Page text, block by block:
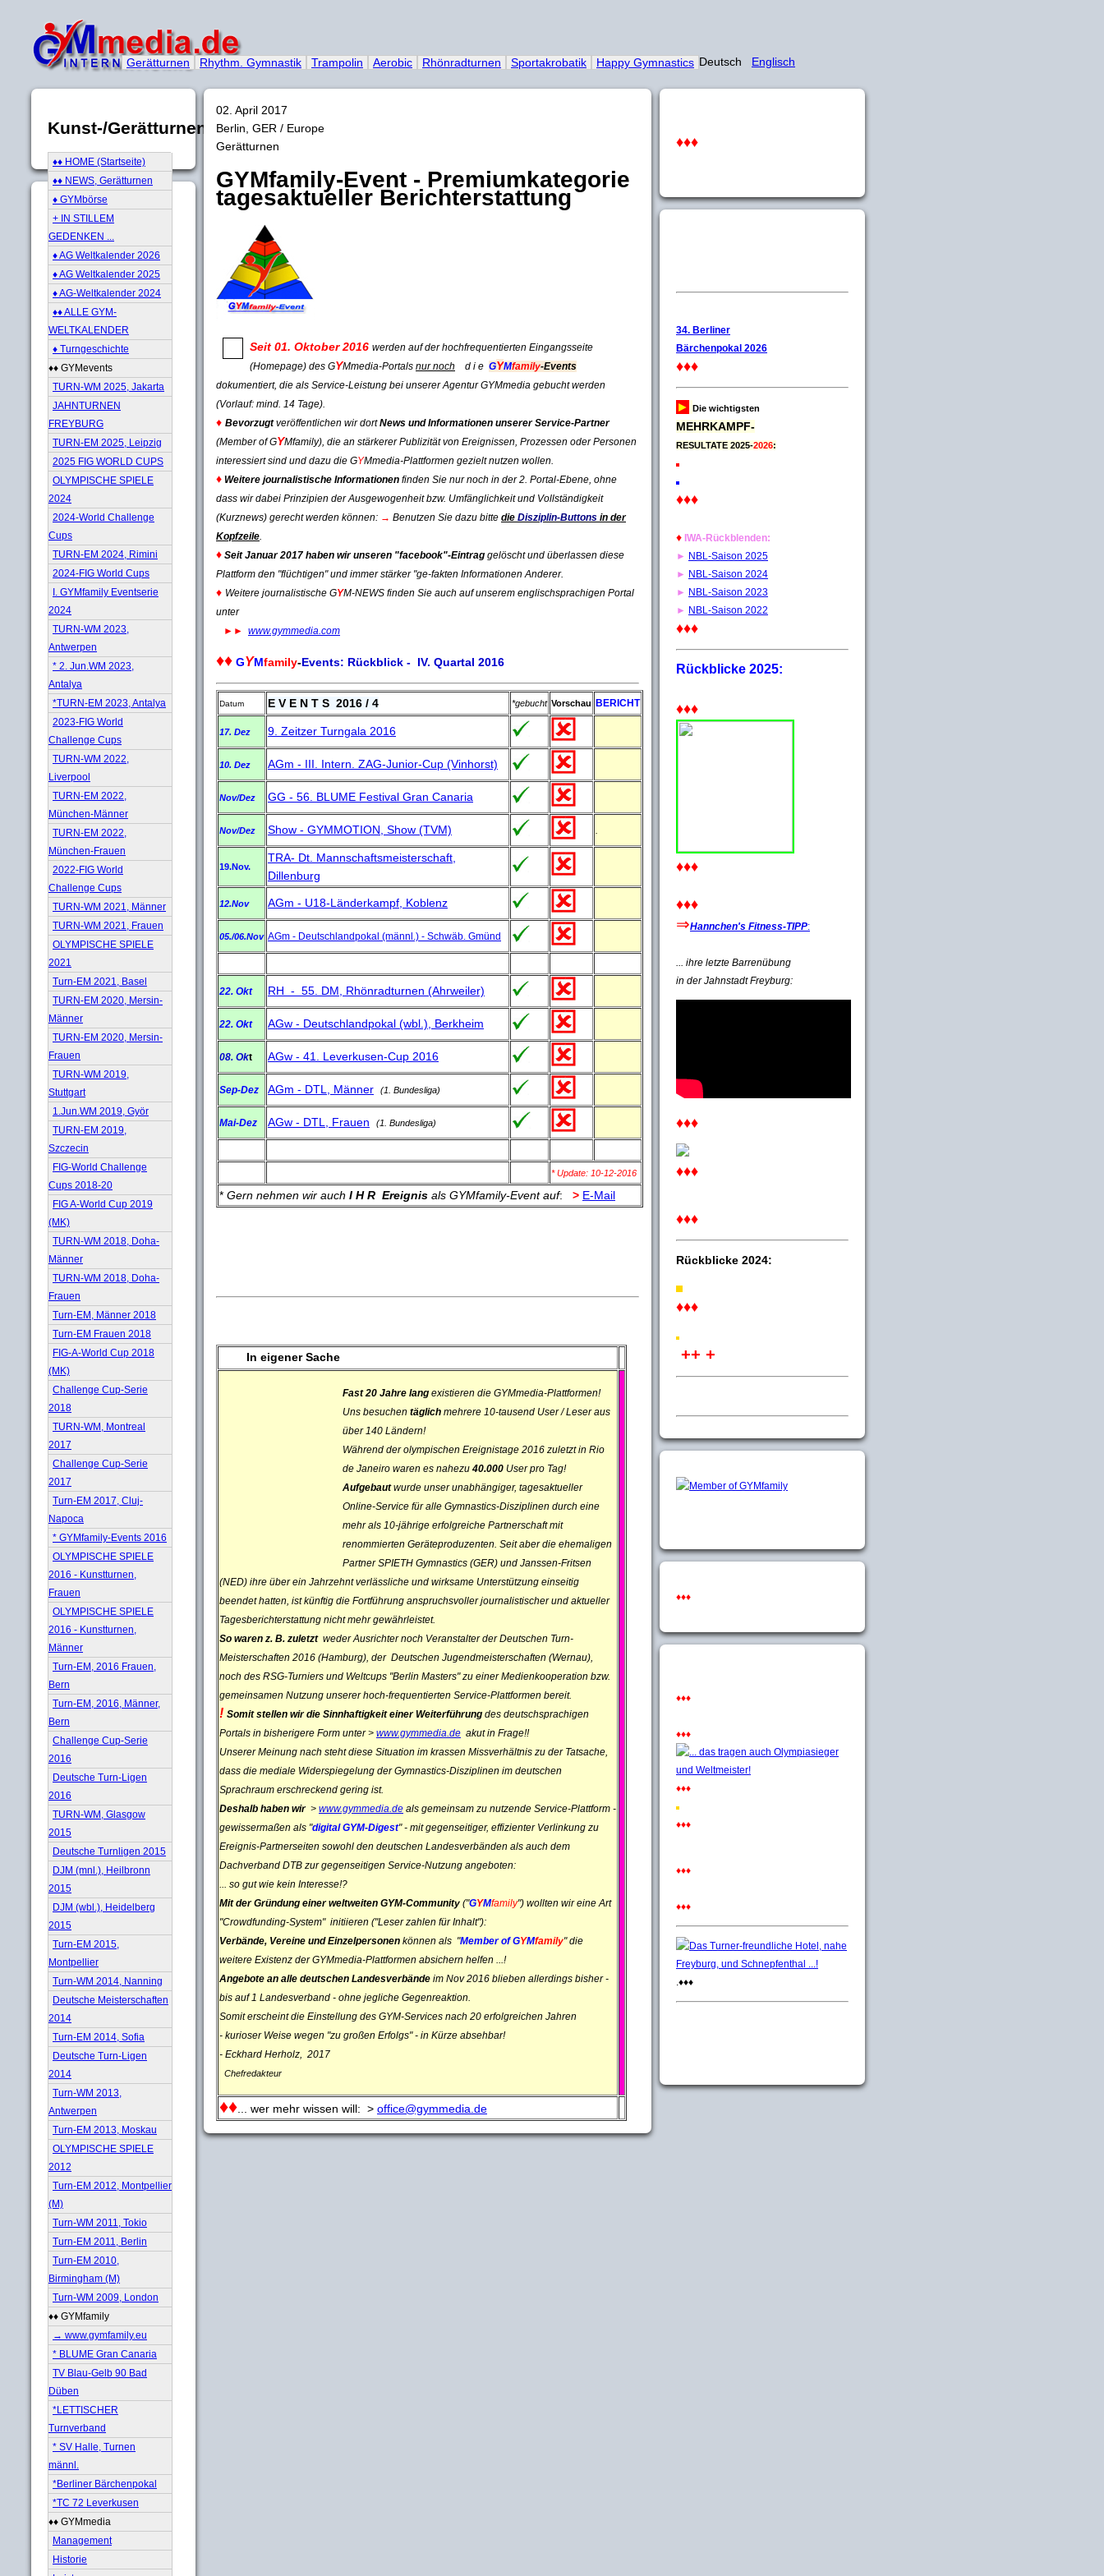
Gerätturnen Rhythm. Gymnastik Trampolin Aerobic Rhönradturnen Sportakrobatik Happy Gymnastics Deutsch Englisch
Kunst-/Gerätturnen
♦♦ HOME (Startseite)
♦♦ NEWS, Gerätturnen
♦ GYMbörse
+ IN STILLEM
GEDENKEN ...
♦ AG Weltkalender 2026
♦ AG Weltkalender 2025
♦ AG-Weltkalender 2024
♦♦ ALLE GYM-
WELTKALENDER
♦ Turngeschichte
♦♦ GYMevents
TURN-WM 2025, Jakarta
JAHNTURNEN
FREYBURG
TURN-EM 2025, Leipzig
2025 FIG WORLD CUPS
OLYMPISCHE SPIELE
2024
2024-World Challenge
Cups
TURN-EM 2024, Rimini
2024-FIG World Cups
I. GYMfamily Eventserie
2024
TURN-WM 2023,
Antwerpen
* 2. Jun.WM 2023,
Antalya
*TURN-EM 2023, Antalya
2023-FIG World
Challenge Cups
TURN-WM 2022,
Liverpool
TURN-EM 2022,
München-Männer
TURN-EM 2022,
München-Frauen
2022-FIG World
Challenge Cups
TURN-WM 2021, Männer
TURN-WM 2021, Frauen
OLYMPISCHE SPIELE
2021
Turn-EM 2021, Basel
TURN-EM 2020, Mersin-
Männer
TURN-EM 2020, Mersin-
Frauen
TURN-WM 2019,
Stuttgart
1.Jun.WM 2019, Györ
TURN-EM 2019,
Szczecin
FIG-World Challenge
Cups 2018-20
FIG A-World Cup 2019
(MK)
TURN-WM 2018, Doha-
Männer
TURN-WM 2018, Doha-
Frauen
Turn-EM, Männer 2018
Turn-EM Frauen 2018
FIG-A-World Cup 2018
(MK)
Challenge Cup-Serie
2018
TURN-WM, Montreal
2017
Challenge Cup-Serie
2017
Turn-EM 2017, Cluj-
Napoca
* GYMfamily-Events 2016
OLYMPISCHE SPIELE
2016 - Kunstturnen,
Frauen
OLYMPISCHE SPIELE
2016 - Kunstturnen,
Männer
Turn-EM, 2016 Frauen,
Bern
Turn-EM, 2016, Männer,
Bern
Challenge Cup-Serie
2016
Deutsche Turn-Ligen
2016
TURN-WM, Glasgow
2015
Deutsche Turnligen 2015
DJM (mnl.), Heilbronn
2015
DJM (wbl.), Heidelberg
2015
Turn-EM 2015,
Montpellier
Turn-WM 2014, Nanning
Deutsche Meisterschaften
2014
Turn-EM 2014, Sofia
Deutsche Turn-Ligen
2014
Turn-WM 2013,
Antwerpen
Turn-EM 2013, Moskau
OLYMPISCHE SPIELE
2012
Turn-EM 2012, Montpellier
(M)
Turn-WM 2011, Tokio
Turn-EM 2011, Berlin
Turn-EM 2010,
Birmingham (M)
Turn-WM 2009, London
♦♦ GYMfamily
→ www.gymfamily.eu
* BLUME Gran Canaria
TV Blau-Gelb 90 Bad
Düben
*LETTISCHER
Turnverband
* SV Halle, Turnen
männl.
*Berliner Bärchenpokal
*TC 72 Leverkusen
♦♦ GYMmedia
Management
Historie
02. April 2017
Berlin, GER / Europe
Gerätturnen
GYMfamily-Event - Premiumkategorie
tagesaktueller Berichterstattung
Seit 01. Oktober 2016 werden auf der hochfrequentierten Eingangsseite
(Homepage) des GYMmedia-Portals nur noch d i e GYMfamily-Events
dokumentiert, die als Service-Leistung bei unserer Agentur GYMmedia gebucht werden
(Vorlauf: mind. 14 Tage).
♦ Bevorzugtveröffentlichen wir dortNews und Informationen unserer Service-Partner
(Member of GYMfamily), die an stärkerer Publizität von Ereignissen, Prozessen oder Personen
interessiert sind und dazu die GYMmedia-Plattformen gezielt nutzen wollen.
♦ Weitere journalistische Informationen finden Sie nur noch in der 2. Portal-Ebene, ohne
dass wir dabei Prinzipien der Ausgewogenheit bzw. Umfänglichkeit und Vollständigkeit
(Kurznews) gerecht werden können: → Benutzen Sie dazu bitte die Disziplin-Buttons in der
Kopfzeile
♦ Seit Januar 2017 haben wir unseren "facebook"-Eintrag gelöscht und überlassen diese
Plattform den "flüchtigen" und immer stärker "ge-fakten Informationen Anderer.
♦ Weitere journalistische GYM-NEWS finden Sie auch auf unserem englischsprachigen Portal
unter
►► www.gymmedia.com
♦♦ GYMfamily-Events: Rückblick - IV. Quartal 2016
Datum E V E N T S 2016 / 4 *gebucht Vorschau BERICHT
17. Dez 9. Zeitzer Turngala 2016
10. Dez AGm - III. Intern. ZAG-Junior-Cup (Vinhorst)
Nov/Dez GG - 56. BLUME Festival Gran Canaria
Nov/Dez Show - GYMMOTION, Show (TVM)
19.Nov.
TRA- Dt. Mannschaftsmeisterschaft,
Dillenburg
12.Nov AGm - U18-Länderkampf, Koblenz
05./06.Nov AGm - Deutschlandpokal (männl.) - Schwäb. Gmünd
22. Okt RH - 55. DM, Rhönradturnen (Ahrweiler)
22. Okt AGw - Deutschlandpokal (wbl.), Berkheim
08. Okt AGw - 41. Leverkusen-Cup 2016
Sep-Dez AGm - DTL, Männer (1. Bundesliga)
Mai-Dez AGw - DTL, Frauen (1. Bundesliga)
* Update: 10-12-2016
* Gern nehmen wir auch I H R Ereignis als GYMfamily-Event auf: > E-Mail
In eigener Sache
Fast 20 Jahre lang existieren die GYMmedia-Plattformen!
Uns besuchen täglich mehrere 10-tausend User / Leser aus
über 140 Ländern!
Während der olympischen Ereignistage 2016 zuletzt in Rio
de Janeiro waren es nahezu 40.000 User pro Tag!
Aufgebautwurde unser unabhängiger, tagesaktueller
Online-Service für alle Gymnastics-Disziplinen durch eine
mehr als 10-jährige erfolgreiche Partnerschaft mit
renommierten Geräteproduzenten. Seit aber die ehemaligen
Partner SPIETH Gymnastics (GER) und Janssen-Fritsen
(NED) ihre über ein Jahrzehnt verlässliche und wirksame Unterstützung einseitig
beendet hatten, ist künftig die Fortführung anspruchsvoller journalistischer und aktueller
Tagesberichterstattung nicht mehr gewährleistet.
So waren z. B. zuletztweder Ausrichter noch Veranstalter der Deutschen Turn-
Meisterschaften 2016 (Hamburg), der Deutschen Jugendmeisterschaften (Wernau),
noch des RSG-Turniers und Weltcups "Berlin Masters" zu einer Medienkooperation bzw.
gemeinsamen Nutzung unserer hoch-frequentierten Service-Plattformen bereit.
! Somit stellen wir die Sinnhaftigkeit einer Weiterführung des deutschsprachigen
Portals in bisherigere Form unter > www.gymmedia.de akut in Frage!!
Unserer Meinung nach steht diese Situation im krassen Missverhältnis zu der Tatsache,
dass die mediale Widerspiegelung der Gymnastics-Disziplinen im deutschen
Sprachraum erschreckend gering ist.
Deshalb haben wir> www.gymmedia.de als gemeinsam zu nutzende Service-Plattform -
gewissermaßen als "digital GYM-Digest" - mit gegenseitiger, effizienter Verlinkung zu
Ereignis-Partnerseiten sowohl den deutschen Landesverbänden als auch dem
Dachverband DTB zur gegenseitigen Service-Nutzung angeboten:
... so gut wie kein Interesse!?
Mit der Gründung einer weltweiten GYM-Community ("GYMfamily") wollten wir eine Art
"Crowdfunding-System" initiieren ("Leser zahlen für Inhalt"):
Verbände, Vereine und Einzelpersonen können als "Member of GYMfamily" die
weitere Existenz der GYMmedia-Plattformen absichern helfen ...!
Angebote an alle deutschen Landesverbände im Nov 2016 blieben allerdings bisher -
bis auf 1 Landesverband - ohne jegliche Gegenreaktion.
Somit erscheint die Einstellung des GYM-Services nach 20 erfolgreichen Jahren
- kurioser Weise wegen "zu großen Erfolgs" - in Kürze absehbar!
- Eckhard Herholz, 2017
Chefredakteur
♦♦ ... wer mehr wissen will: > office@gymmedia.de
♦♦♦
34. Berliner
Bärchenpokal 2026
♦♦♦
► Die wichtigsten
MEHRKAMPF-
RESULTATE 2025-2026:
♦♦♦
♦ IWA-Rückblenden:
► NBL-Saison 2025
► NBL-Saison 2024
► NBL-Saison 2023
► NBL-Saison 2022
♦♦♦
Rückblicke 2025:
♦♦♦
♦♦♦
♦♦♦
⇒Hannchen's Fitness-TIPP:
... ihre letzte Barrenübung
in der Jahnstadt Freyburg:
♦♦♦
♦♦♦
♦♦♦
Rückblicke 2024:
♦♦♦
++ +
♦♦♦
♦♦♦
♦♦♦
♦♦♦
♦♦♦
♦♦♦
♦♦♦
.♦♦♦